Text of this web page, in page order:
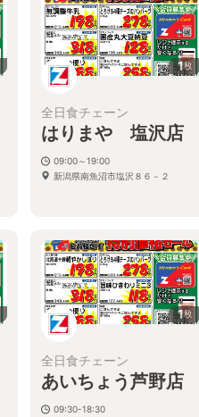
1枚
全日食チェーン
はりまや 塩沢店
09:00～19:00
新潟県南魚沼市塩沢８６－２
1枚
全日食チェーン
あいちょう芦野店
09:30-18:30